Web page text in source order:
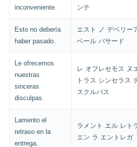
inconveniente.
ンテ
Esto no debería
haber pasado.
エスト ノ デベリー
ベール パサード
Le ofrecemos
nuestras
sinceras
disculpas.
レ オフレセモス ヌ
トラス シンセラス
スクルパス
Lamento el
retraso en la
entrega.
ラメント エル レト
エン ラ エントレガ